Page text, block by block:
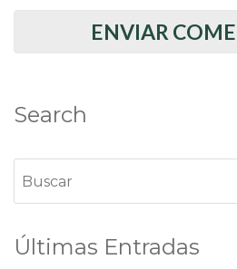
Search
Últimas Entradas